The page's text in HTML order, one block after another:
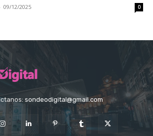
- 09/12/2025 0
sondeodigital@gmail.com